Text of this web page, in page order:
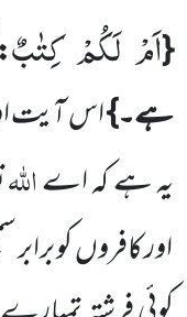
{اَمْ لَكُمْ كِتٰبٌ
ہے۔}اس آیت
یہ ہے کہ اےاللّٰہ
اور کافروںکو